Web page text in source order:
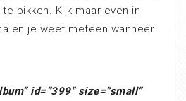
pikken. Kijk maar even in
en je weet meteen wanneer
id=”399″ size=”small”